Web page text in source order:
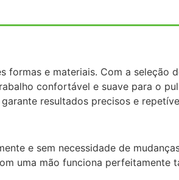
e materiais. Com a seleção
confortável e suave para o
resultados precisos e
e sem necessidade de
uma mão funciona perfeitamente